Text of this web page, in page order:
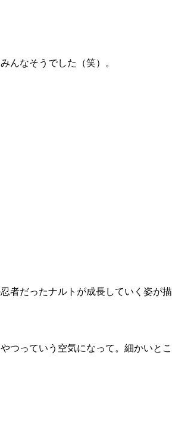
んなそうでした（笑）。
者だったナルトが成長していく姿が描
つっていう空気になって。細かいとこ